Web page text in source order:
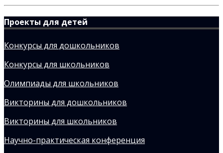
Проекты для детей
Конкурсы для дошкольников
Конкурсы для школьников
Олимпиады для школьников
Викторины для дошкольников
Викторины для школьников
Научно-практическая конференция